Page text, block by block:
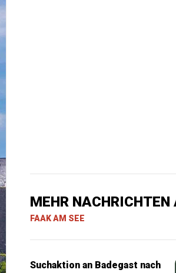
MEHR NACHRICHTEN
FAAK AM SEE
Suchaktion an Badegast nach